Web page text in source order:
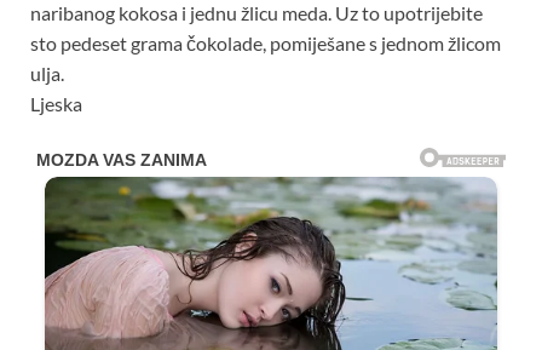
naribanog kokosa i jednu žlicu meda. Uz to upotrijebite
sto pedeset grama čokolade, pomiješane s jednom žlicom
ulja.
Ljeska